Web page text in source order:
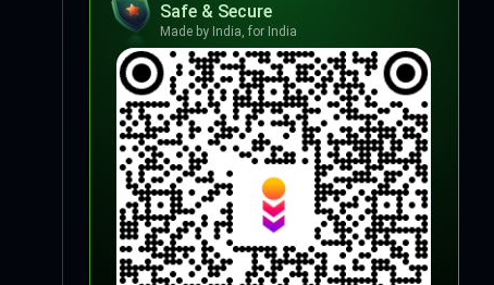
Safe & Secure
Made by India, for India